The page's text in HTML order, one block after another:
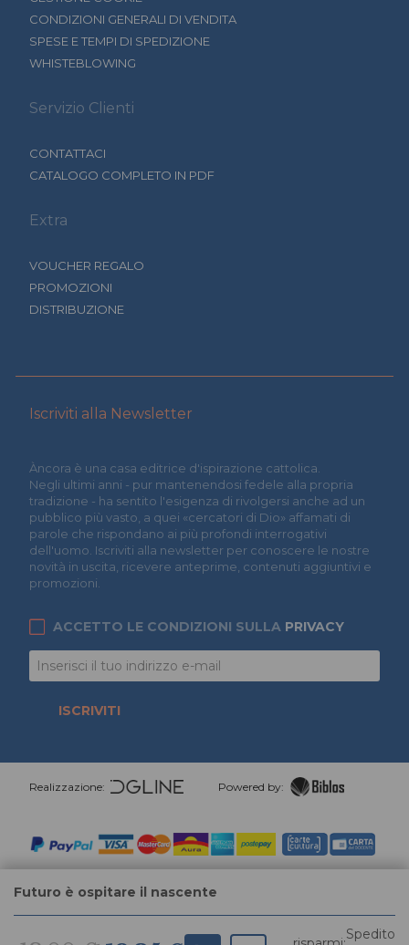
Futuro è ospitare il nascente
Spedito
CONDIZIONI GENERALI DI VENDITA
SPESE E TEMPI DI SPEDIZIONE
WHISTEBLOWING
Servizio Clienti
CONTATTACI
CATALOGO COMPLETO IN PDF
Extra
VOUCHER REGALO
PROMOZIONI
DISTRIBUZIONE
Iscriviti alla Newsletter
Àncora è una casa editrice d'ispirazione cattolica.
Negli ultimi anni - pur mantenendosi fedele alla propria
tradizione - ha sentito l'esigenza di rivolgersi anche ad un
pubblico più vasto, a quei «cercatori di Dio» affamati di
parole che rispondano ai più profondi interrogativi
dell'uomo. Iscriviti alla newsletter per conoscere le nostre
novità in uscita, ricevere anteprime, contenuti aggiuntivi e
promozioni.
ACCETTO LE CONDIZIONI SULLA PRIVACY
ISCRIVITI
Realizzazione: Powered by: